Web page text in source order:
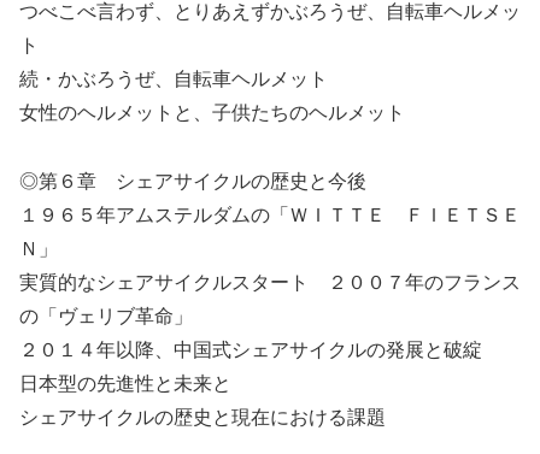
つべこべ言わず、とりあえずかぶろうぜ、自転車ヘルメッ
ト
続・かぶろうぜ、自転車ヘルメット
女性のヘルメットと、子供たちのヘルメット
◎第６章 シェアサイクルの歴史と今後
１９６５年アムステルダムの「ＷＩＴＴＥ ＦＩＥＴＳＥ
Ｎ」
実質的なシェアサイクルスタート ２００７年のフランス
の「ヴェリブ革命」
２０１４年以降、中国式シェアサイクルの発展と破綻
日本型の先進性と未来と
シェアサイクルの歴史と現在における課題